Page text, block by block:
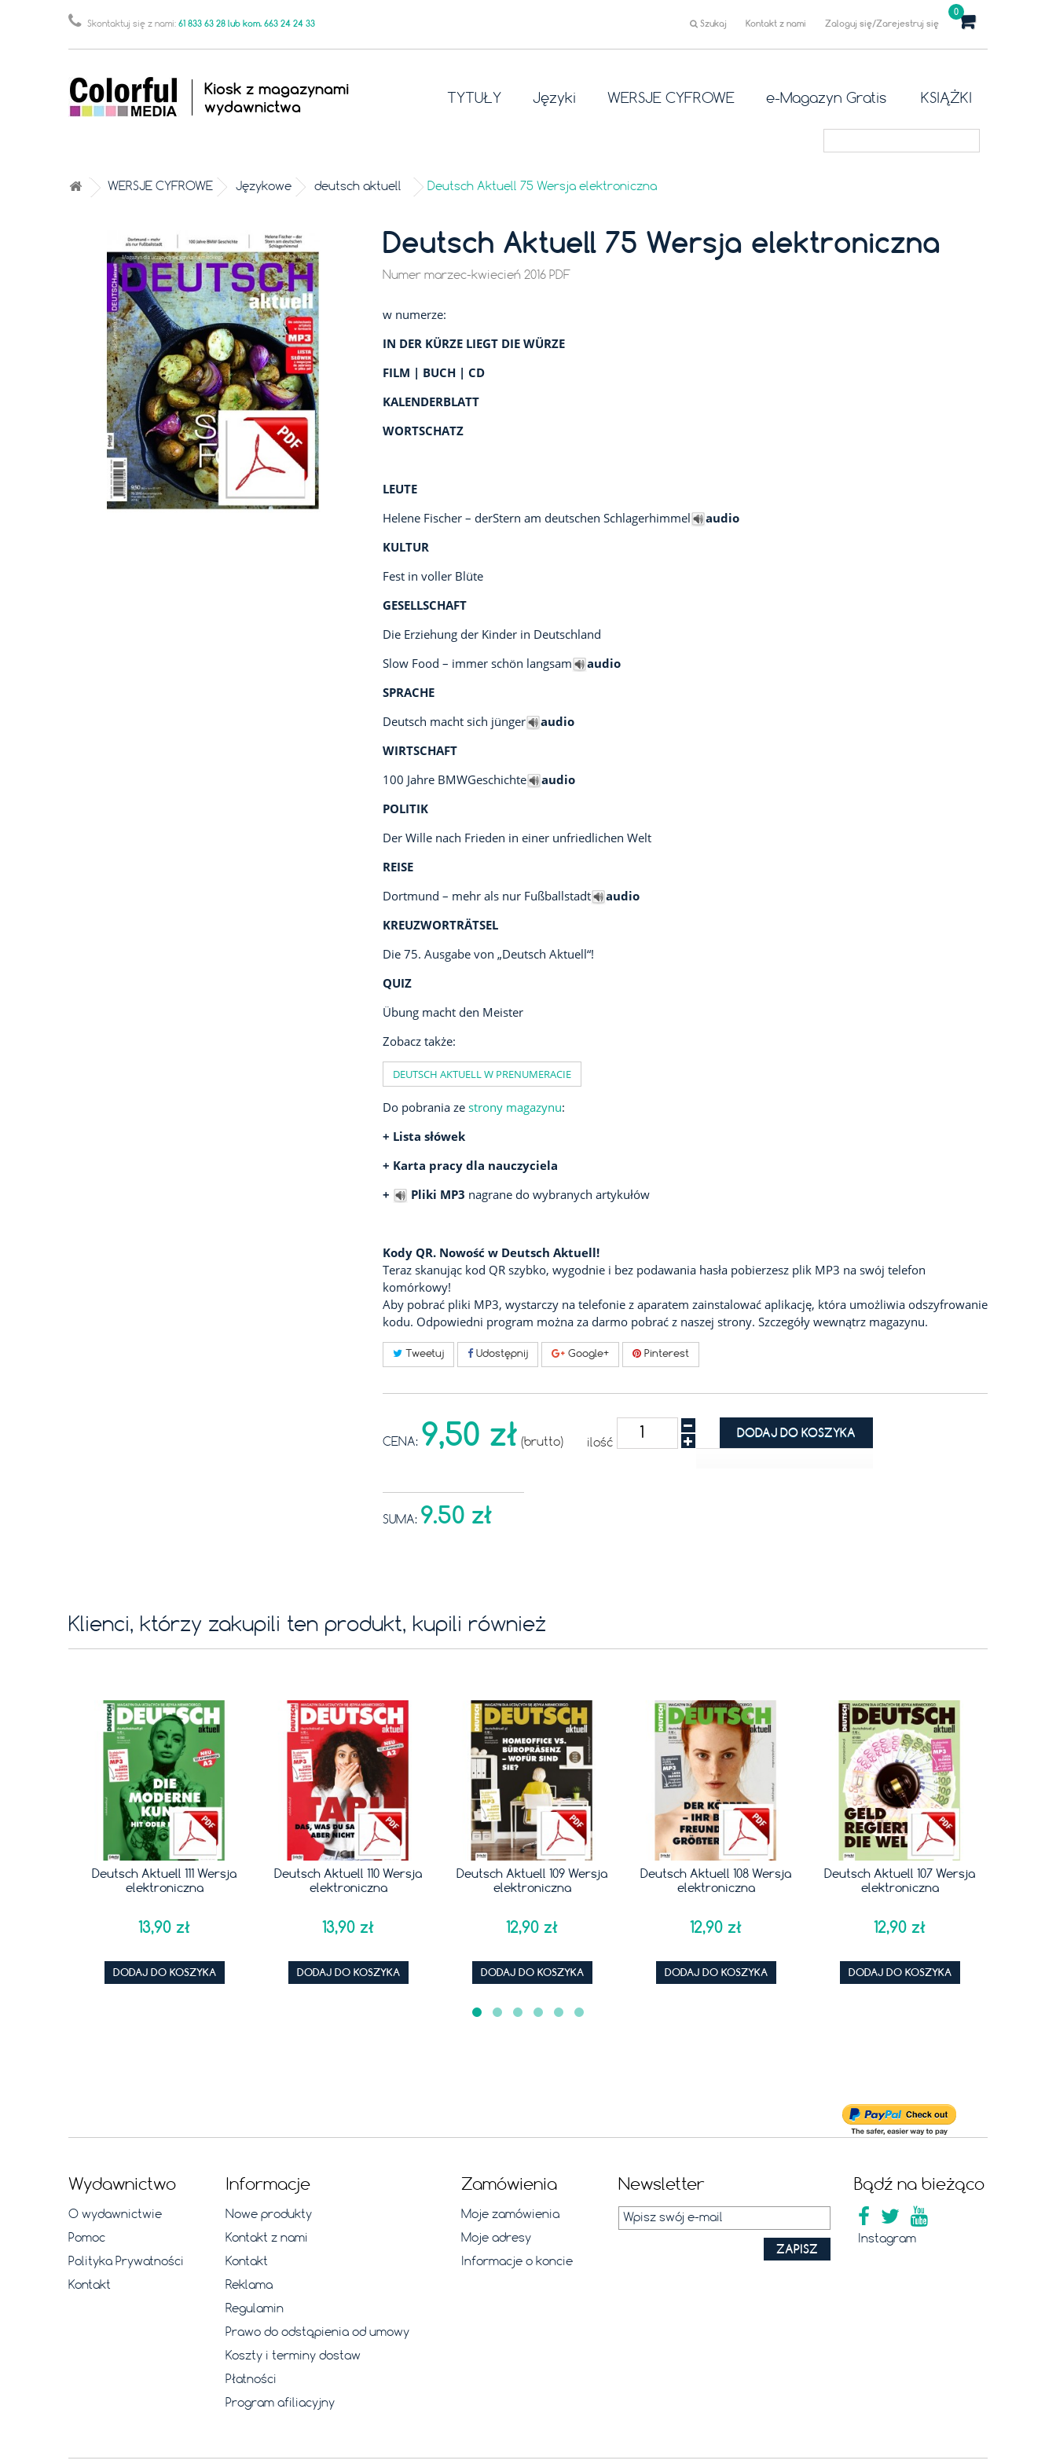
0
Zaloguj się/Zarejestruj się
Kontakt z nami
Szukaj
Skontaktuj się z nami: 61 833 63 28 lub kom. 663 24 24 33
Kiosk z magazynami
wydawnictwa
TYTUŁY Języki WERSJE CYFROWE e-Magazyn Gratis KSIĄŻKI
WERSJE CYFROWE Językowe deutsch aktuell Deutsch Aktuell 75 Wersja elektroniczna
Deutsch Aktuell 75 Wersja elektroniczna
Numer marzec-kwiecień 2016 PDF
w numerze:
IN DER KÜRZE LIEGT DIE WÜRZE
FILM | BUCH | CD
KALENDERBLATT
WORTSCHATZ
LEUTE
Helene Fischer – derStern am deutschen Schlagerhimmel
audio
KULTUR
Fest in voller Blüte
GESELLSCHAFT
Die Erziehung der Kinder in Deutschland
Slow Food – immer schön langsam
audio
SPRACHE
Deutsch macht sich jünger
audio
WIRTSCHAFT
100 Jahre BMWGeschichte
audio
POLITIK
Der Wille nach Frieden in einer unfriedlichen Welt
REISE
Dortmund – mehr als nur Fußballstadt
audio
KREUZWORTRÄTSEL
Die 75. Ausgabe von „Deutsch Aktuell“!
QUIZ
Übung macht den Meister
Zobacz także:
DEUTSCH AKTUELL W PRENUMERACIE
Do pobrania ze strony magazynu:
+ Lista słówek
+ Karta pracy dla nauczyciela
+
Pliki MP3 nagrane do wybranych artykułów
Kody QR. Nowość w Deutsch Aktuell!
Teraz skanując kod QR szybko, wygodnie i bez podawania hasła pobierzesz plik MP3 na swój telefon
komórkowy!
Aby pobrać pliki MP3, wystarczy na telefonie z aparatem zainstalować aplikację, która umożliwia odszyfrowanie
kodu. Odpowiedni program można za darmo pobrać z naszej strony. Szczegóły wewnątrz magazynu.
Tweetuj Udostępnij Google+ Pinterest
CENA: 9,50 zł (brutto) ilość
DODAJ DO KOSZYKA
SUMA: 9.50 zł
Klienci, którzy zakupili ten produkt, kupili również
Deutsch Aktuell 111 Wersja
elektroniczna
13,90 zł
DODAJ DO KOSZYKA
Deutsch Aktuell 110 Wersja
elektroniczna
13,90 zł
DODAJ DO KOSZYKA
Deutsch Aktuell 109 Wersja
elektroniczna
12,90 zł
DODAJ DO KOSZYKA
Deutsch Aktuell 108 Wersja
elektroniczna
12,90 zł
DODAJ DO KOSZYKA
Deutsch Aktuell 107 Wersja
elektroniczna
12,90 zł
DODAJ DO KOSZYKA
Wydawnictwo
O wydawnictwie
Pomoc
Polityka Prywatności
Kontakt
Informacje
Nowe produkty
Kontakt z nami
Kontakt
Reklama
Regulamin
Prawo do odstąpienia od umowy
Koszty i terminy dostaw
Płatności
Program afiliacyjny
Zamówienia
Moje zamówienia
Moje adresy
Informacje o koncie
Newsletter
ZAPISZ
Bądź na bieżąco
Instagram